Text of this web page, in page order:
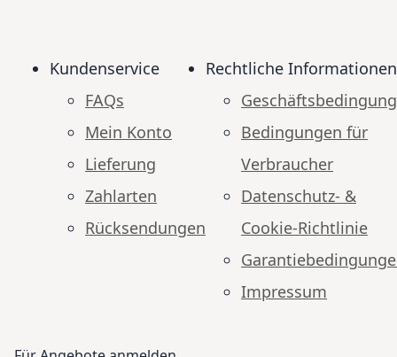
Kundenservice
FAQs
Mein Konto
Lieferung
Zahlarten
Rücksendungen
Rechtliche Informationen
Bedingungen für
Verbraucher
Datenschutz- &
Cookie-Richtlinie
Impressum